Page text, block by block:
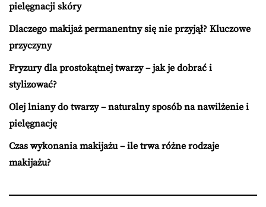
pielęgnacji skóry
Dlaczego makijaż permanentny się nie przyjął? Kluczowe
przyczyny
Fryzury dla prostokątnej twarzy – jak je dobrać i
stylizować?
Olej lniany do twarzy – naturalny sposób na nawilżenie i
pielęgnację
Czas wykonania makijażu – ile trwa różne rodzaje
makijażu?